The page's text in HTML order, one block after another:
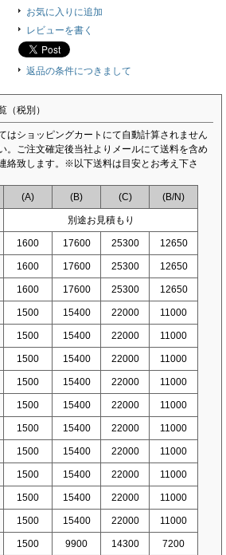
お気に入りに追加
レビューを書く
返品の条件につきまして
税別）
はショッピングカートにて自動計算されません
。ご注文確定後当社よりメールにて送料を含め
絡致します。※以下送料は目安とお考え下さ
(A) (B) (C) (B/N)
別途お見積もり
1600 17600 25300 12650
1600 17600 25300 12650
1600 17600 25300 12650
1500 15400 22000 11000
1500 15400 22000 11000
1500 15400 22000 11000
1500 15400 22000 11000
1500 15400 22000 11000
1500 15400 22000 11000
1500 15400 22000 11000
1500 15400 22000 11000
1500 15400 22000 11000
1500 15400 22000 11000
1500 9900 14300 7200